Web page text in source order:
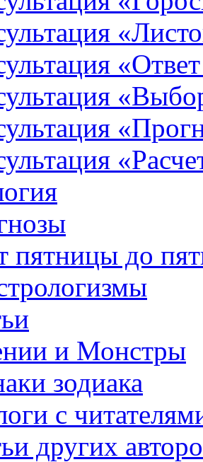
пятницы до
и Монстры
зодиака
с
других